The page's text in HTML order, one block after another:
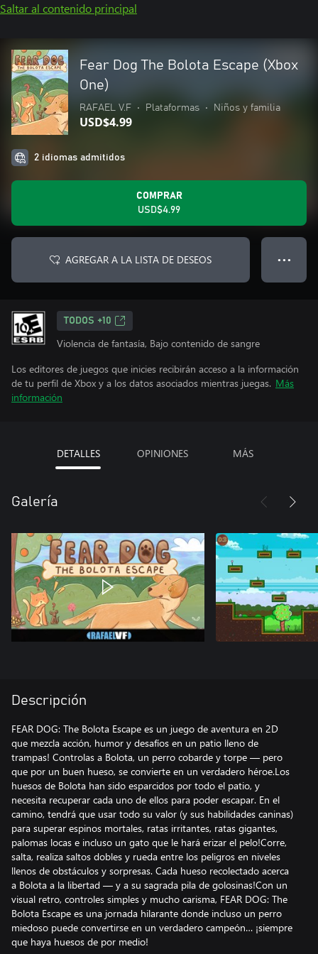
Saltar al contenido principal
Fear Dog The Bolota Escape (Xbox
One)
RAFAEL V.F • Plataformas • Niños y familia
USD$4.99
2 idiomas admitidos
COMPRAR
USD$4.99
AGREGAR A LA LISTA DE DESEOS ● ● ●
TODOS +10
Violencia de fantasía, Bajo contenido de sangre
Los editores de juegos que inicies recibirán acceso a la información
de tu perfil de Xbox y a los datos asociados mientras juegas. Más
información
DETALLES OPINIONES MÁS
Galería
Descripción
FEAR DOG: The Bolota Escape es un juego de aventura en 2D
que mezcla acción, humor y desafíos en un patio lleno de
trampas! Controlas a Bolota, un perro cobarde y torpe — pero
que por un buen hueso, se convierte en un verdadero héroe.Los
huesos de Bolota han sido esparcidos por todo el patio, y
necesita recuperar cada uno de ellos para poder escapar. En el
camino, tendrá que usar todo su valor (y sus habilidades caninas)
para superar espinos mortales, ratas irritantes, ratas gigantes,
palomas locas e incluso un gato que le hará erizar el pelo!Corre,
salta, realiza saltos dobles y rueda entre los peligros en niveles
llenos de obstáculos y sorpresas. Cada hueso recolectado acerca
a Bolota a la libertad — y a su sagrada pila de golosinas!Con un
visual retro, controles simples y mucho carisma, FEAR DOG: The
Bolota Escape es una jornada hilarante donde incluso un perro
miedoso puede convertirse en un verdadero campeón… ¡siempre
que haya huesos de por medio!